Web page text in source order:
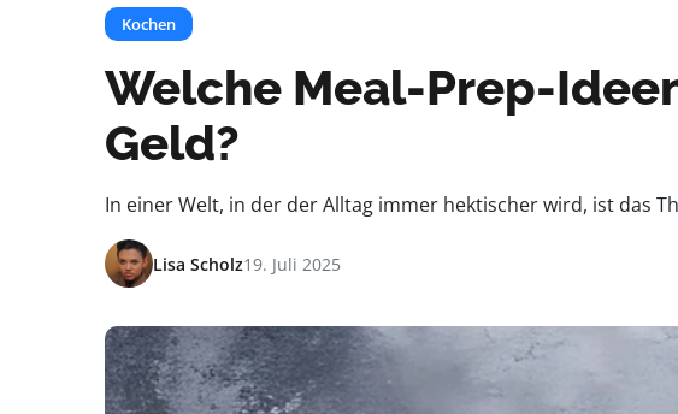
Kochen
Welche Meal-Prep-
Geld?
In einer Welt, in der der Alltag immer hektischer wird, ist das
Lisa Scholz19. Juli 2025